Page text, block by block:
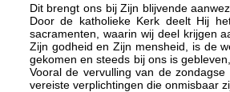
Dit brengt ons bij Zijn blijvende
Door de katholieke Kerk deelt Hij
sacramenten, waarin wij deel krijgen
Zijn godheid en Zijn mensheid, is de
gekomen en steeds bij ons is
Vooral de vervulling van de
vereiste verplichtingen die onmisbaar